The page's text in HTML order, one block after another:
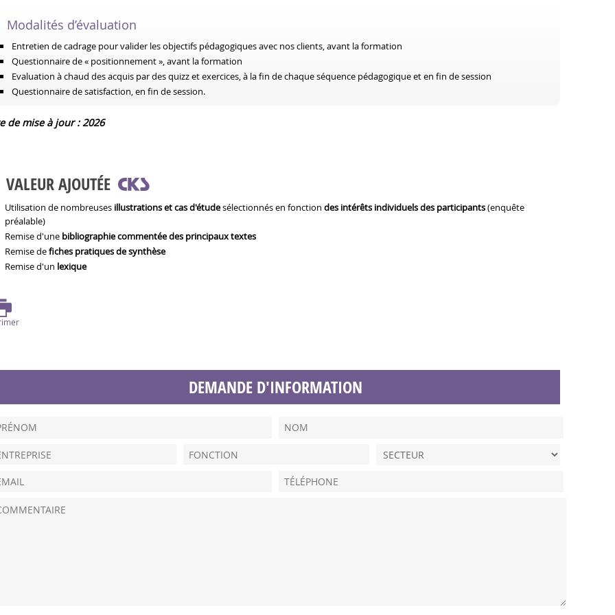
Modalités d’évaluation
Entretien de cadrage pour valider les objectifs pédagogiques avec nos clients, avant la formation
Questionnaire de « positionnement », avant la formation
Evaluation à chaud des acquis par des quizz et exercices, à la fin de chaque séquence pédagogique et en fin de session
Questionnaire de satisfaction, en fin de session.
de mise à jour : 2026
VALEUR AJOUTÉE
Utilisation de nombreuses illustrations et cas d'étudesélectionnés en fonction des intérêts individuels des participants(enquête
préalable)
Remise d'une bibliographie commentée des principaux textes
Remise defiches pratiques de synthèse
Remise d'un lexique
DEMANDE D'INFORMATION